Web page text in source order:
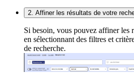
2. Affiner les résultats de votre
Si besoin, vous pouvez affiner les
en sélectionnant des filtres et
de recherche.